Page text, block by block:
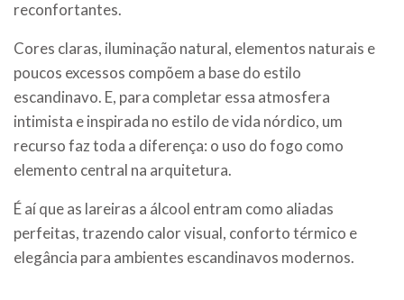
reconfortantes.
Cores claras, iluminação natural, elementos naturais e
poucos excessos compõem a base do estilo
escandinavo. E, para completar essa atmosfera
intimista e inspirada no estilo de vida nórdico, um
recurso faz toda a diferença: o uso do fogo como
elemento central na arquitetura.
É aí que as lareiras a álcool entram como aliadas
perfeitas, trazendo calor visual, conforto térmico e
elegância para ambientes escandinavos modernos.